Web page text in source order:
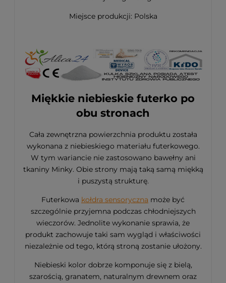
Miejsce produkcji: Polska
Miękkie niebieskie futerko po
obu stronach
Cała zewnętrzna powierzchnia produktu została
wykonana z niebieskiego materiału futerkowego.
W tym wariancie nie zastosowano bawełny ani
tkaniny Minky. Obie strony mają taką samą miękką
i puszystą strukturę.
Futerkowa kołdra sensoryczna może być
szczególnie przyjemna podczas chłodniejszych
wieczorów. Jednolite wykonanie sprawia, że
produkt zachowuje taki sam wygląd i właściwości
niezależnie od tego, którą stroną zostanie ułożony.
Niebieski kolor dobrze komponuje się z bielą,
szarością, granatem, naturalnym drewnem oraz